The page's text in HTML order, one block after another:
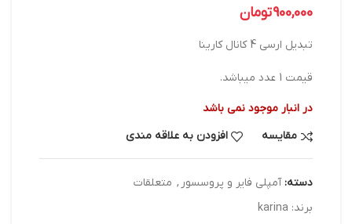
900,000تومان
تبدیل ارسی 4 کانال کارینا
قیمت 1 عدد میباشد.
در انبار موجود نمی باشد
مقایسه
افزودن به علاقه مندی
دسته: آمپلی فایر و پروسسور , متعلقات
برند: karina